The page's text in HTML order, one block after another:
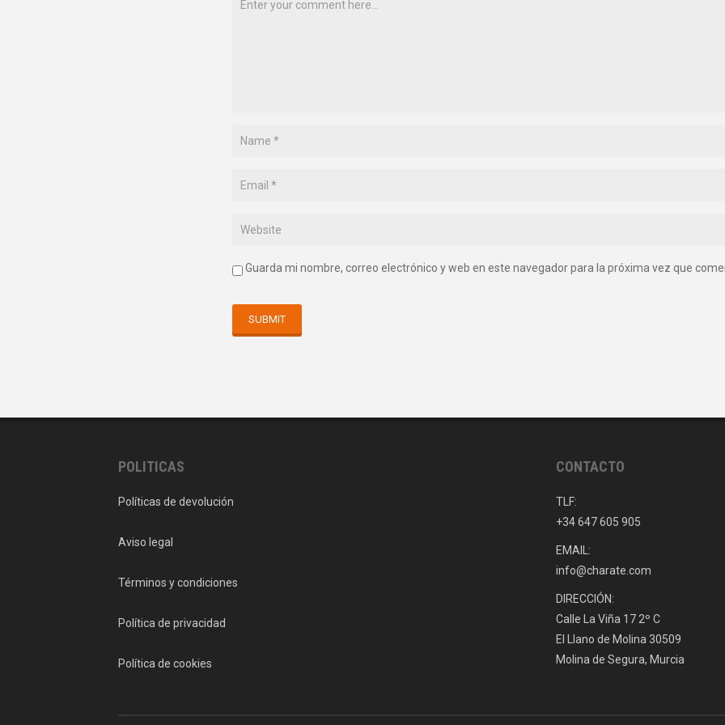
Guarda mi nombre, correo electrónico y web en este navegador para la próxima vez que
POLITICAS
Políticas de devolución
Aviso legal
Términos y condiciones
Política de privacidad
Política de cookies
CONTACTO
TLF:
+34 647 605 905
EMAIL:
info@charate.com
DIRECCIÓN:
Calle La Viña 17 2º C
El Llano de Molina 30509
Molina de Segura, Murcia